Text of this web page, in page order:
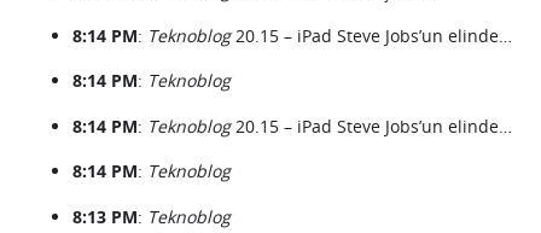
8:14 PM: Teknoblog20.15 – iPad Steve Jobs’un elinde…
8:14 PM: Teknoblog
8:14 PM: Teknoblog20.15 – iPad Steve Jobs’un elinde…
8:14 PM: Teknoblog
8:13 PM: Teknoblog